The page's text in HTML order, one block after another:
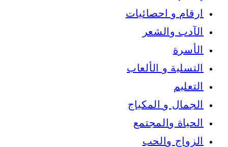
ارقام و احصائيات
الآدب والشعر
الأسرة
التسلية و الألعاب
التعليم
الجمال و المكياج
الحياة والمجتمع
الزواج والحب